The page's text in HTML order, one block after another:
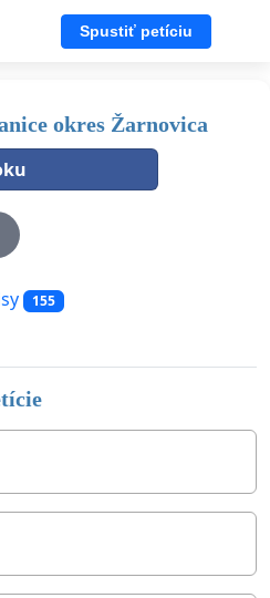
Spustiť petíciu
okres Žarnovica
155